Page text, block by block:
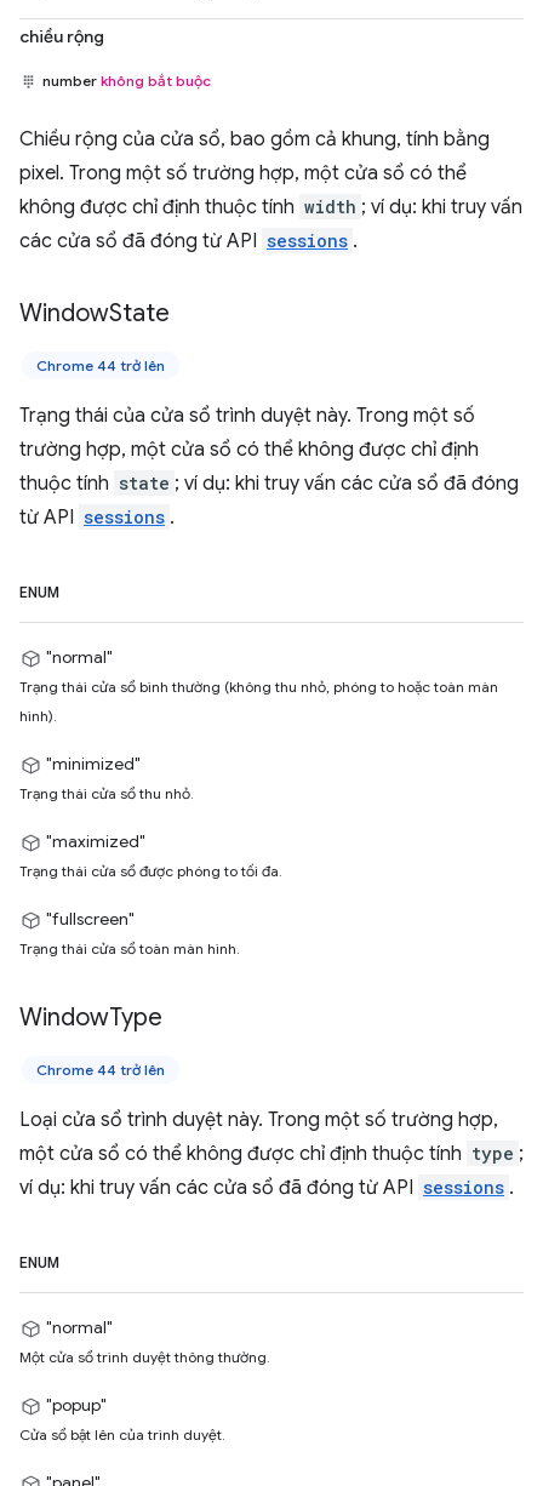
chiều rộng
number không bắt buộc
Chiều rộng của cửa sổ, bao gồm cả khung, tính bằng
pixel. Trong một số trường hợp, một cửa sổ có thể
không được chỉ định thuộc tính width ; ví dụ: khi truy vấn
các cửa sổ đã đóng từ API sessions .
WindowState
Chrome 44 trở lên
Trạng thái của cửa sổ trình duyệt này. Trong một số
trường hợp, một cửa sổ có thể không được chỉ định
thuộc tính state ; ví dụ: khi truy vấn các cửa sổ đã đóng
từ API sessions .
ENUM
"normal"
Trạng thái cửa sổ bình thường (không thu nhỏ, phóng to hoặc toàn màn
hình).
"minimized"
Trạng thái cửa sổ thu nhỏ.
"maximized"
Trạng thái cửa sổ được phóng to tối đa.
"fullscreen"
Trạng thái cửa sổ toàn màn hình.
WindowType
Chrome 44 trở lên
Loại cửa sổ trình duyệt này. Trong một số trường hợp,
một cửa sổ có thể không được chỉ định thuộc tính type ;
ví dụ: khi truy vấn các cửa sổ đã đóng từ API sessions .
ENUM
"normal"
Một cửa sổ trình duyệt thông thường.
"popup"
Cửa sổ bật lên của trình duyệt.